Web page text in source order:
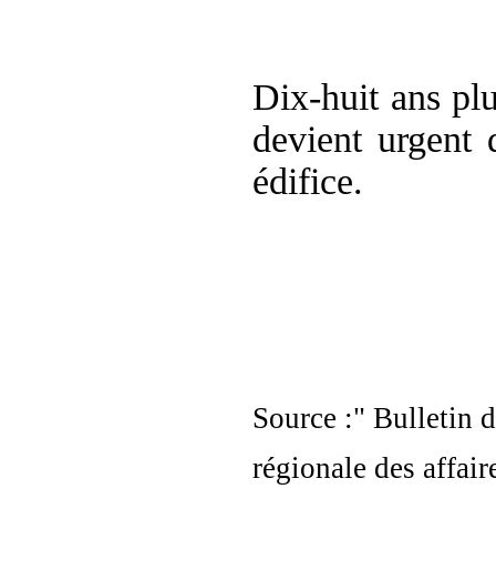
Dix-huit ans
devient urgent
édifice.
Source :" Bulletin
régionale des